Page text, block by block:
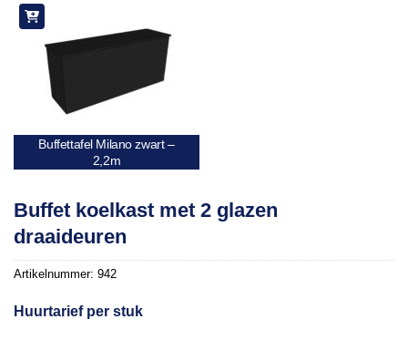
Buffettafel Milano zwart –
2,2m
Buffet koelkast met 2 glazen
draaideuren
Artikelnummer: 942
Huurtarief per stuk